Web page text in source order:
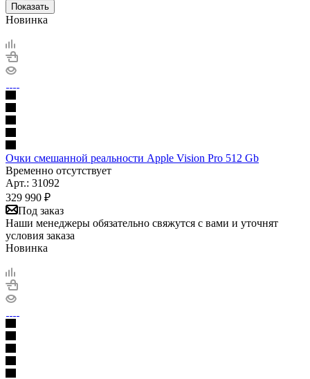
Показать
Новинка
Очки смешанной реальности Apple Vision Pro 512 Gb
Временно отсутствует
Арт.: 31092
329 990 ₽
Под заказ
Наши менеджеры обязательно свяжутся с вами и уточнят
условия заказа
Новинка